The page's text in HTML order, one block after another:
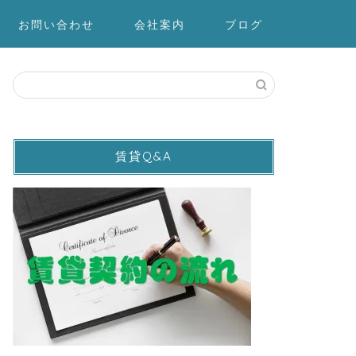
お問い合わせ 会社案内 ブログ
賃貸Q&A